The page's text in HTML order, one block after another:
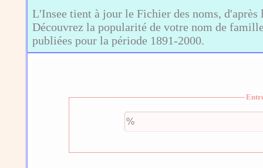
L'Insee tient à jour le Fichier des noms,
Découvrez la popularité de votre nom de
publiées pour la période 1891-2000.